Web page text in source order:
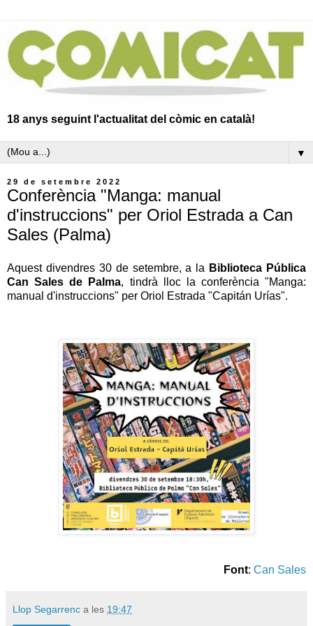
18 anys seguint l'actualitat del còmic en català!
▼
29 de setembre 2022
Conferència "Manga: manual
d'instruccions" per Oriol Estrada a Can
Sales (Palma)
Aquest divendres 30 de setembre, a la Biblioteca Pública
Can Sales de Palma, tindrà lloc la conferència "Manga:
manual d'instruccions" per Oriol Estrada "Capitán Urías".
Font: Can Sales
Llop Segarrenc a les 19:47